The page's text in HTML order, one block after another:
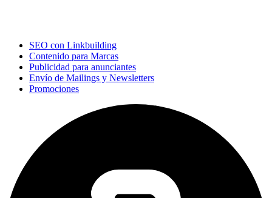
SEO con Linkbuilding
Contenido para Marcas
Publicidad para anunciantes
Envío de Mailings y Newsletters
Promociones